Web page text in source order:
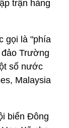
trận hàng
gọi là "phía
Trường
số nước
Malaysia
biển Đông